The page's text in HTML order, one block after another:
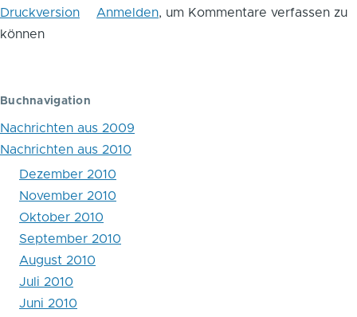
Links
für
Blättern
im
Buch
Februar
2010
Druckversion Anmelden, um Kommentare verfassen zu
können
Buchnavigation
Nachrichten aus 2009
Nachrichten aus 2010
Dezember 2010
November 2010
Oktober 2010
September 2010
August 2010
Juli 2010
Juni 2010